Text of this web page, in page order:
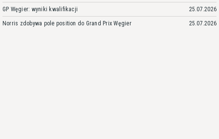
GP Węgier: wyniki kwalifikacji 25.07.2026
Norris zdobywa pole position do Grand Prix Węgier 25.07.2026